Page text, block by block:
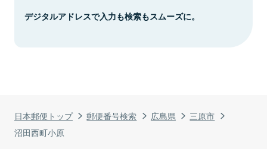
日本郵便トップ 郵便番号検索 広島県
三原市
沼田西町小原
デジタルアドレスで入力も検索もスムーズに。